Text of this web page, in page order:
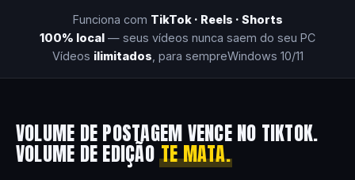
Funciona com TikTok · Reels · Shorts
100% local — seus vídeos nunca saem do seu PC
Vídeos ilimitados , para sempreWindows 10/11
VOLUME DE POSTAGEM VENCE NO TIKTOK.
VOLUME DE EDIÇÃOTE MATA.